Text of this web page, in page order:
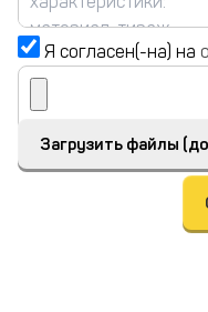
Я согласен(-на) на
Загрузить файлы